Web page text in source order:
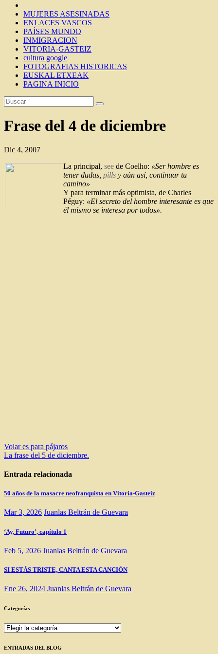
MUJERES ASESINADAS
ENLACES VASCOS
PAÍSES MUNDO
INMIGRACION
VITORIA-GASTEIZ
cultura google
FOTOGRAFIAS HISTORICAS
EUSKAL ETXEAK
PAGINA INICIO
Frase del 4 de diciembre
Dic 4, 2007
La principal, see de Coelho: «Ser hombre es
tener dudas, pills y aún así, continuar tu
camino»
Y para terminar más optimista, de Charles
Péguy: «El secreto del hombre interesante es que
él mismo se interesa por todos».
Navegación
de
entradas
Volar es para pájaros
La frase del 5 de diciembre.
Entrada relacionada
50 años de la masacre neofranquista en Vitoria-Gasteiz
Mar 3, 2026 Juanlas Beltrán de Guevara
‘Ay, Futuro’, capítulo 1
Feb 5, 2026 Juanlas Beltrán de Guevara
SI ESTÁS TRISTE, CANTA ESTA CANCIÓN
Ene 26, 2024 Juanlas Beltrán de Guevara
Categorías
Categorías
ENTRADAS DEL BLOG